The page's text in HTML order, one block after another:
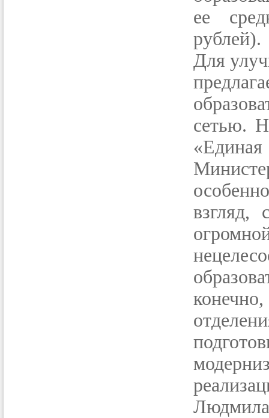
ее
рублей).
Для
сетью.
взгляд,